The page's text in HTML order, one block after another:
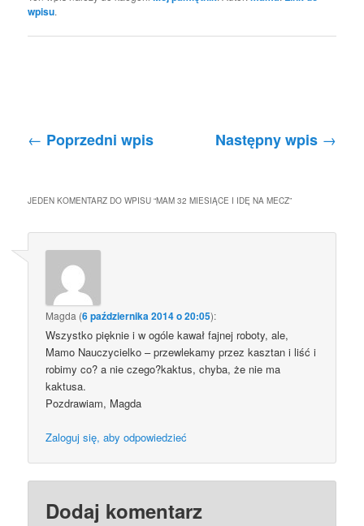
wpisu.
Nawigacja po wpisach
← Poprzedni wpis Następny wpis →
JEDEN KOMENTARZ DO WPISU “MAM 32 MIESIĄCE I IDĘ NA MECZ”
Magda (6 października 2014 o 20:05):
Wszystko pięknie i w ogóle kawał fajnej roboty, ale,
Mamo Nauczycielko – przewlekamy przez kasztan i liść i
robimy co? a nie czego?kaktus, chyba, że nie ma
kaktusa.
Pozdrawiam, Magda
Zaloguj się, aby odpowiedzieć
Dodaj komentarz